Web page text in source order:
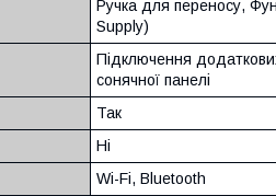
Ручка для переносу,
Supply)
Підключення
сонячної панелі
Так
Ні
Wi-Fi, Bluetooth